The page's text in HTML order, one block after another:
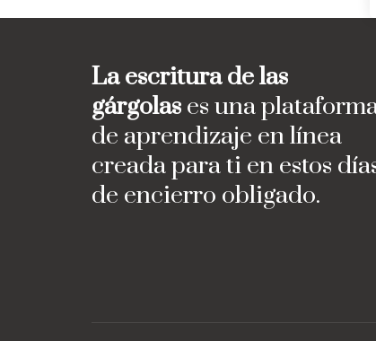
La escritura de las
gárgolas es una
de aprendizaje en línea
creada para ti en estos
de encierro obligado.